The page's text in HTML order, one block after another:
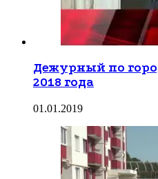
Дежурный по
2018 года
01.01.2019